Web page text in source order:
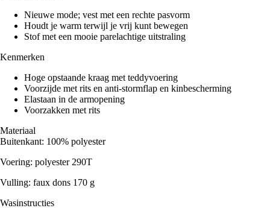
Nieuwe mode; vest met een rechte pasvorm
Houdt je warm terwijl je vrij kunt bewegen
Stof met een mooie parelachtige uitstraling
Kenmerken
Hoge opstaande kraag met teddyvoering
Voorzijde met rits en anti-stormflap en kinbescherming
Elastaan in de armopening
Voorzakken met rits
Materiaal
Buitenkant: 100% polyester
Voering: polyester 290T
Vulling: faux dons 170 g
Wasinstructies